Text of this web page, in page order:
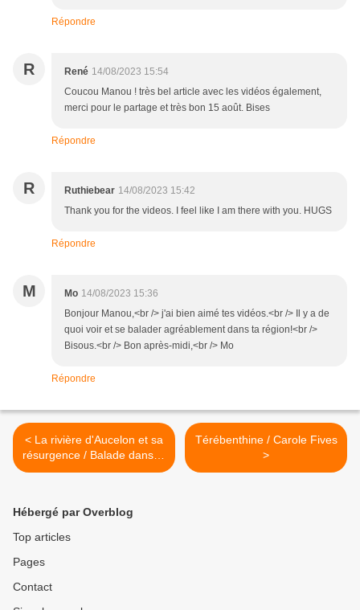
Répondre
R René 14/08/2023 15:54
Coucou Manou ! très bel article avec les vidéos également,
merci pour le partage et très bon 15 août. Bises
Répondre
R Ruthiebear 14/08/2023 15:42
Thank you for the videos. I feel like I am there with you. HUGS
Répondre
M Mo 14/08/2023 15:36
Bonjour Manou,<br /> j'ai bien aimé tes vidéos.<br /> Il y a de
quoi voir et se balader agréablement dans ta région!<br />
Bisous.<br /> Bon après-midi,<br /> Mo
Répondre
< La rivière d'Aucelon et sa
résurgence / Balade dans la
Drôme
Térébenthine / Carole Fives
>
Hébergé par Overblog
Top articles
Pages
Contact